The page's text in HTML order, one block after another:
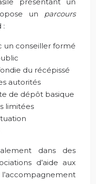
un parcours
:
un conseiller formé
du récépissé
autorités
de dépôt basique
limitées
dans des
d’aide aux